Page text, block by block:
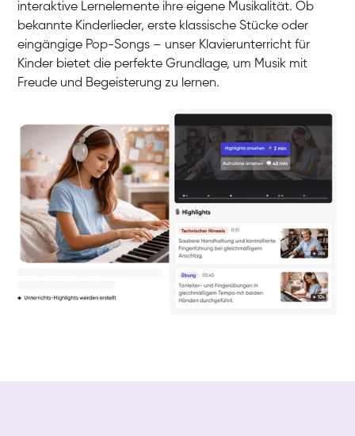
Yuna
Klavier / Piano / Flügel
Camilla
Klavier / Piano / Flügel
Katarzyna
interaktive Lernelemente ihre eigene Musikalität. Ob
bekannte Kinderlieder, erste klassische Stücke oder
eingängige Pop-Songs – unser Klavierunterricht für
Kinder bietet die perfekte Grundlage, um Musik mit
Freude und Begeisterung zu lernen.